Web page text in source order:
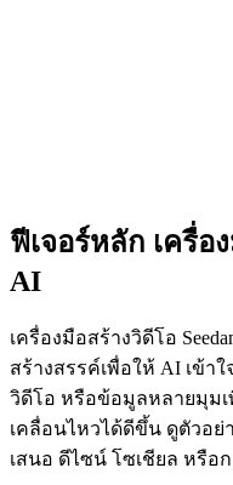
ฟีเจอร์หลัก เครื่อ
AI
เครื่องมือสร้างวิดีโอ
สร้างสรรค์เพื่อให้ AI เข้า
วิดีโอ หรือข้อมูลหลายมุม
เคลื่อนไหวได้ดีขึ้น ดูตัวอย่
เสนอ ดีไซน์ โซเชียล หรือ